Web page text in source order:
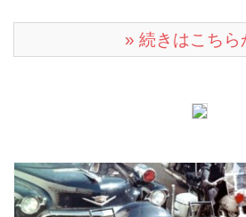
» 続きはこちら